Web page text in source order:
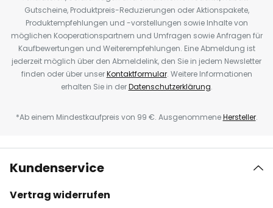
Gutscheine, Produktpreis-Reduzierungen oder Aktionspakete,
Produktempfehlungen und -vorstellungen sowie Inhalte von
möglichen Kooperationspartnern und Umfragen sowie Anfragen für
Kaufbewertungen und Weiterempfehlungen. Eine Abmeldung ist
jederzeit möglich über den Abmeldelink, den Sie in jedem Newsletter
finden oder über unserKontaktformular. Weitere Informationen
erhalten Sie in derDatenschutzerklärung.
*Ab einem Mindestkaufpreis von 99 €. AusgenommeneHersteller.
Kundenservice
Vertrag widerrufen